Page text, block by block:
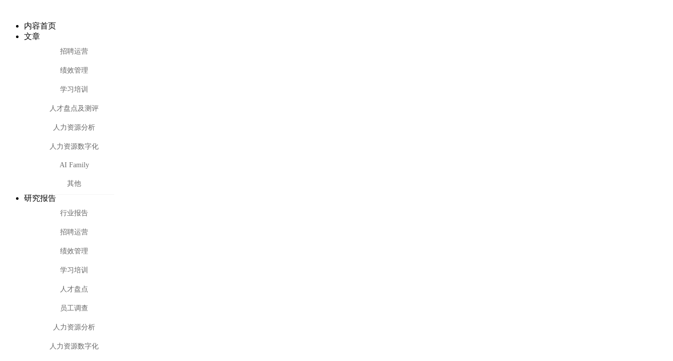
内容首页
文章
招聘运营
绩效管理
学习培训
人才盘点及测评
人力资源分析
人力资源数字化
AI Family
其他
研究报告
行业报告
招聘运营
绩效管理
学习培训
人才盘点
员工调查
人力资源分析
人力资源数字化